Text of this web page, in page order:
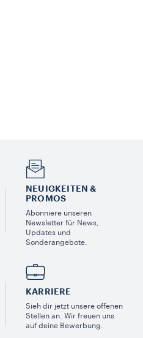
NEUIGKEITEN &
PROMOS​
Abonniere unseren
Newsletter für News,
Updates und
Sonderangebote.
KARRIERE
Sieh dir jetzt unsere offenen
Stellen an. Wir freuen uns
auf deine Bewerbung.